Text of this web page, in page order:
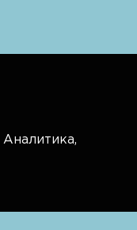
Аналитика,